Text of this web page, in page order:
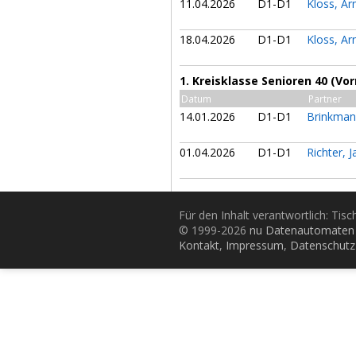
11.04.2026 D1-D1 Kloss,
18.04.2026 D1-D1 Kloss,
1. Kreisklasse Senioren 40
Datum Partner
14.01.2026 D1-D1
01.04.2026 D1-D1 Richter,
Für den Inhalt verantwortlich:
© 1999-2026 nu
Kontakt, Impressum, Datenschutz